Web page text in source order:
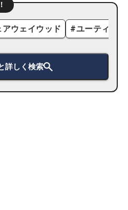
アウェイウッド #ユーティリ
詳しく検索